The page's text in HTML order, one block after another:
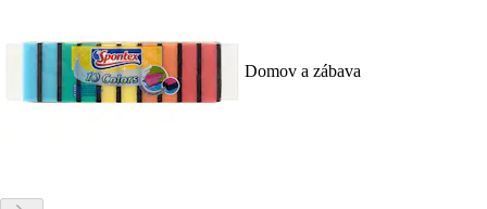
Domov a zábava